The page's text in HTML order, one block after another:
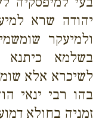
יהודה שרא
ולמיעקר
בשלמא כיתנא
לשיכרא אלא
בהו רבי ינאי
זמניה בחולא